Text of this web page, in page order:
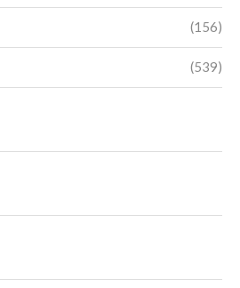
(156)
(539)